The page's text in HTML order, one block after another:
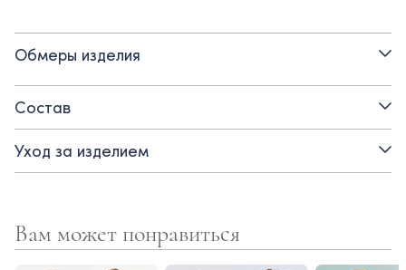
Укороченная рубашка с декоративными пуговицами – свежий
взгляд на классические рубашки, сочетающий в себе
официальную строгость и каплю кокетства. Рубашка
прекрасно впишется в школьный гардероб, но не оставит
обладательницу без нотки индивидуальности.
Детали:
Обмеры изделия
Состав
Уход за изделием
Вам может понравиться